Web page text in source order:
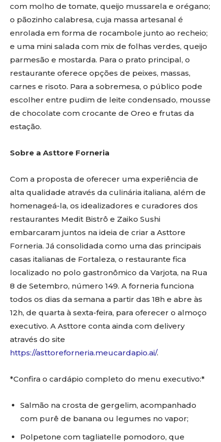
com molho de tomate, queijo mussarela e orégano;
o pãozinho calabresa, cuja massa artesanal é
enrolada em forma de rocambole junto ao recheio;
e uma mini salada com mix de folhas verdes, queijo
parmesão e mostarda. Para o prato principal, o
restaurante oferece opções de peixes, massas,
carnes e risoto. Para a sobremesa, o público pode
escolher entre pudim de leite condensado, mousse
de chocolate com crocante de Oreo e frutas da
estação.
Sobre a Asttore Forneria
Com a proposta de oferecer uma experiência de
alta qualidade através da culinária italiana, além de
homenageá-la, os idealizadores e curadores dos
restaurantes Medit Bistrô e Zaiko Sushi
embarcaram juntos na ideia de criar a Asttore
Forneria. Já consolidada como uma das principais
casas italianas de Fortaleza, o restaurante fica
localizado no polo gastronômico da Varjota, na Rua
8 de Setembro, número 149. A forneria funciona
todos os dias da semana a partir das 18h e abre às
12h, de quarta à sexta-feira, para oferecer o almoço
executivo. A Asttore conta ainda com delivery
através do site
https://asttoreforneria.meucardapio.ai/.
*Confira o cardápio completo do menu executivo:*
Salmão na crosta de gergelim, acompanhado
com purê de banana ou legumes no vapor;
Polpetone com tagliatelle pomodoro, que